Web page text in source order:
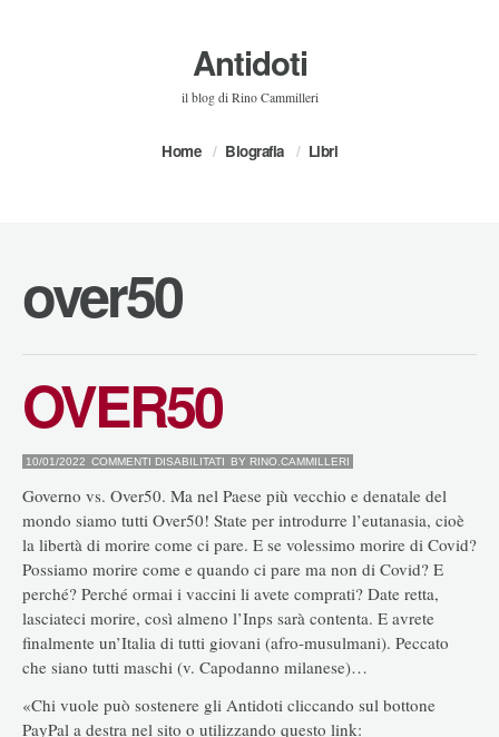
Antidoti
il blog di Rino Cammilleri
Home Biografia Libri
over50
OVER50
10/01/2022 COMMENTI DISABILITATI SU
BY RINO.CAMMILLERI
Governo vs. Over50. Ma nel Paese più vecchio e denatale del
mondo siamo tutti Over50! State per introdurre l’eutanasia, cioè
la libertà di morire come ci pare. E se volessimo morire di Covid?
Possiamo morire come e quando ci pare ma non di Covid? E
perché? Perché ormai i vaccini li avete comprati? Date retta,
lasciateci morire, così almeno l’Inps sarà contenta. E avrete
finalmente un’Italia di tutti giovani (afro-musulmani). Peccato
che siano tutti maschi (v. Capodanno milanese)…
«Chi vuole può sostenere gli Antidoti cliccando sul bottone
PayPal a destra nel sito o utilizzando questo link: